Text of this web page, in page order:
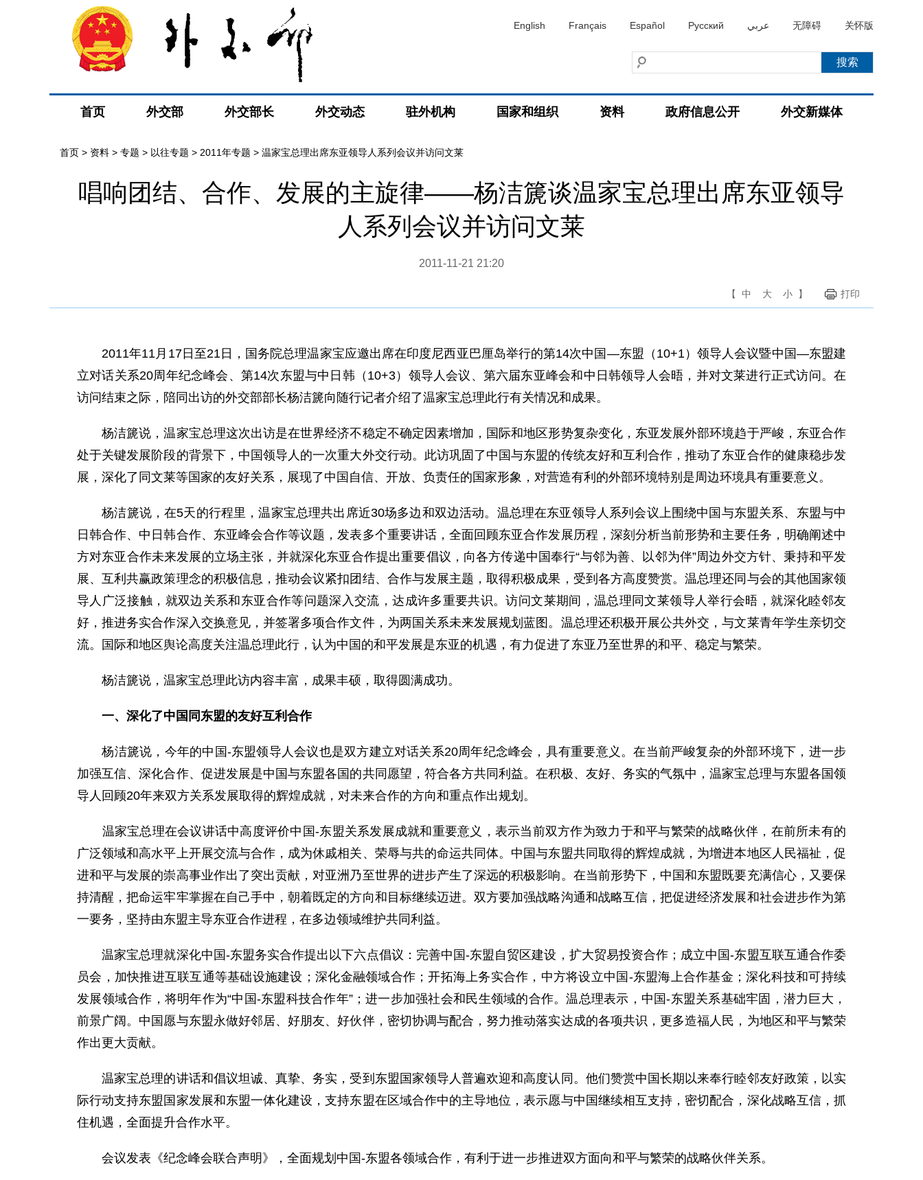
English Français Español Русский عربي 无障碍 关怀版
首页 外交部 外交部长 外交动态 驻外机构 国家和组织 资料 政府信息公开 外交新媒体
首页 > 资料 > 专题 > 以往专题 > 2011年专题 > 温家宝总理出席东亚领导人系列会议并访问文莱
唱响团结、合作、发展的主旋律——杨洁篪谈温家宝总理出席东亚领导
人系列会议并访问文莱
2011-11-21 21:20
【 中 大 小 】 打印
2011年11月17日至21日，国务院总理温家宝应邀出席在印度尼西亚巴厘岛举行的第14次中国—东盟（10+1）领导人会议暨中国—东盟建
立对话关系20周年纪念峰会、第14次东盟与中日韩（10+3）领导人会议、第六届东亚峰会和中日韩领导人会晤，并对文莱进行正式访问。在
访问结束之际，陪同出访的外交部部长杨洁篪向随行记者介绍了温家宝总理此行有关情况和成果。
杨洁篪说，温家宝总理这次出访是在世界经济不稳定不确定因素增加，国际和地区形势复杂变化，东亚发展外部环境趋于严峻，东亚合作
处于关键发展阶段的背景下，中国领导人的一次重大外交行动。此访巩固了中国与东盟的传统友好和互利合作，推动了东亚合作的健康稳步发
展，深化了同文莱等国家的友好关系，展现了中国自信、开放、负责任的国家形象，对营造有利的外部环境特别是周边环境具有重要意义。
杨洁篪说，在5天的行程里，温家宝总理共出席近30场多边和双边活动。温总理在东亚领导人系列会议上围绕中国与东盟关系、东盟与中
日韩合作、中日韩合作、东亚峰会合作等议题，发表多个重要讲话，全面回顾东亚合作发展历程，深刻分析当前形势和主要任务，明确阐述中
方对东亚合作未来发展的立场主张，并就深化东亚合作提出重要倡议，向各方传递中国奉行“与邻为善、以邻为伴”周边外交方针、秉持和平发
展、互利共赢政策理念的积极信息，推动会议紧扣团结、合作与发展主题，取得积极成果，受到各方高度赞赏。温总理还同与会的其他国家领
导人广泛接触，就双边关系和东亚合作等问题深入交流，达成许多重要共识。访问文莱期间，温总理同文莱领导人举行会晤，就深化睦邻友
好，推进务实合作深入交换意见，并签署多项合作文件，为两国关系未来发展规划蓝图。温总理还积极开展公共外交，与文莱青年学生亲切交
流。国际和地区舆论高度关注温总理此行，认为中国的和平发展是东亚的机遇，有力促进了东亚乃至世界的和平、稳定与繁荣。
杨洁篪说，温家宝总理此访内容丰富，成果丰硕，取得圆满成功。
一、深化了中国同东盟的友好互利合作
杨洁篪说，今年的中国-东盟领导人会议也是双方建立对话关系20周年纪念峰会，具有重要意义。在当前严峻复杂的外部环境下，进一步
加强互信、深化合作、促进发展是中国与东盟各国的共同愿望，符合各方共同利益。在积极、友好、务实的气氛中，温家宝总理与东盟各国领
导人回顾20年来双方关系发展取得的辉煌成就，对未来合作的方向和重点作出规划。
温家宝总理在会议讲话中高度评价中国-东盟关系发展成就和重要意义，表示当前双方作为致力于和平与繁荣的战略伙伴，在前所未有的
广泛领域和高水平上开展交流与合作，成为休戚相关、荣辱与共的命运共同体。中国与东盟共同取得的辉煌成就，为增进本地区人民福祉，促
进和平与发展的崇高事业作出了突出贡献，对亚洲乃至世界的进步产生了深远的积极影响。在当前形势下，中国和东盟既要充满信心，又要保
持清醒，把命运牢牢掌握在自己手中，朝着既定的方向和目标继续迈进。双方要加强战略沟通和战略互信，把促进经济发展和社会进步作为第
一要务，坚持由东盟主导东亚合作进程，在多边领域维护共同利益。
温家宝总理就深化中国-东盟务实合作提出以下六点倡议：完善中国-东盟自贸区建设，扩大贸易投资合作；成立中国-东盟互联互通合作委
员会，加快推进互联互通等基础设施建设；深化金融领域合作；开拓海上务实合作，中方将设立中国-东盟海上合作基金；深化科技和可持续
发展领域合作，将明年作为“中国-东盟科技合作年”；进一步加强社会和民生领域的合作。温总理表示，中国-东盟关系基础牢固，潜力巨大，
前景广阔。中国愿与东盟永做好邻居、好朋友、好伙伴，密切协调与配合，努力推动落实达成的各项共识，更多造福人民，为地区和平与繁荣
作出更大贡献。
温家宝总理的讲话和倡议坦诚、真挚、务实，受到东盟国家领导人普遍欢迎和高度认同。他们赞赏中国长期以来奉行睦邻友好政策，以实
际行动支持东盟国家发展和东盟一体化建设，支持东盟在区域合作中的主导地位，表示愿与中国继续相互支持，密切配合，深化战略互信，抓
住机遇，全面提升合作水平。
会议发表《纪念峰会联合声明》，全面规划中国-东盟各领域合作，有利于进一步推进双方面向和平与繁荣的战略伙伴关系。